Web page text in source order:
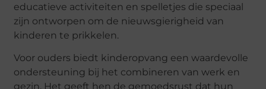
educatieve activiteiten en spelletjes die speciaal
zijn ontworpen om de nieuwsgierigheid van
kinderen te prikkelen.
Voor ouders biedt kinderopvang een waardevolle
ondersteuning bij het combineren van werk en
gezin. Het geeft hen de gemoedsrust dat hun